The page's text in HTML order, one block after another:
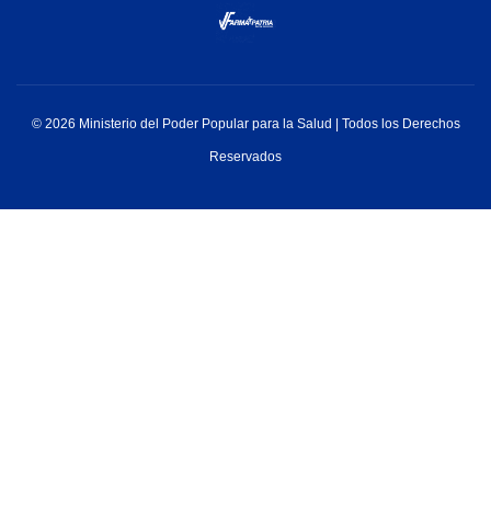
© 2026 Ministerio del Poder Popular para la Salud | Todos los Derechos
Reservados